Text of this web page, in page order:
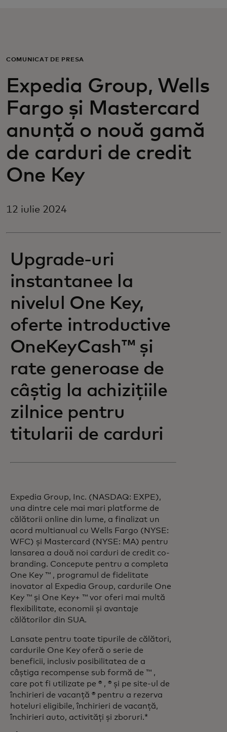
Pentru întreaga lume
Pentru inovatori
Știri și tendințe
COMUNICAT DE PRESĂ
Expedia Group, Wells
Fargo și Mastercard
anunță o nouă gamă
de carduri de credit
One Key
12 iulie 2024
Upgrade-uri
instantanee la
nivelul One Key,
oferte introductive
OneKeyCash™ și
rate generoase de
câștig la achizițiile
zilnice pentru
titularii de carduri
Expedia Group, Inc. (NASDAQ: EXPE),
una dintre cele mai mari platforme de
călătorii online din lume, a finalizat un
acord multianual cu Wells Fargo (NYSE:
WFC) și Mastercard (NYSE: MA) pentru
lansarea a două noi carduri de credit co-
branding. Concepute pentru a completa
One Key ™ , programul de fidelitate
inovator al Expedia Group, cardurile One
Key ™ și One Key+ ™ vor oferi mai multă
flexibilitate, economii și avantaje
călătorilor din SUA.
Lansate pentru toate tipurile de călători,
cardurile One Key oferă o serie de
beneficii, inclusiv posibilitatea de a
câștiga recompense sub formă de ™ ,
care pot fi utilizate pe ® , ® și pe site-ul de
închirieri de vacanță ® pentru a rezerva
hoteluri eligibile, închirieri de vacanță,
închirieri auto, activități și zboruri.*